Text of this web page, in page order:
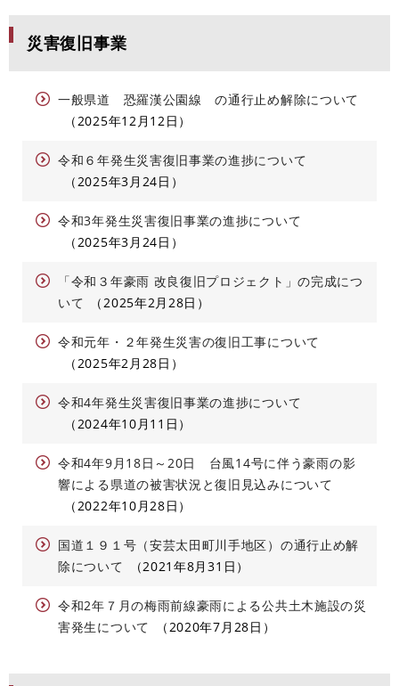
災害復旧事業
一般県道 恐羅漢公園線 の通行止め解除について
2025年12月12日
令和６年発生災害復旧事業の進捗について
2025年3月24日
令和3年発生災害復旧事業の進捗について
2025年3月24日
「令和３年豪雨 改良復旧プロジェクト」の完成につ
いて
2025年2月28日
令和元年・２年発生災害の復旧工事について
2025年2月28日
令和4年発生災害復旧事業の進捗について
2024年10月11日
令和4年9月18日～20日 台風14号に伴う豪雨の影
響による県道の被害状況と復旧見込みについて
2022年10月28日
国道１９１号（安芸太田町川手地区）の通行止め解
除について
2021年8月31日
令和2年７月の梅雨前線豪雨による公共土木施設の災
害発生について
2020年7月28日